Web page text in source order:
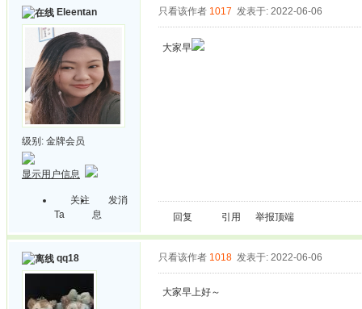
Eleentan
级别: 金牌会员
显示用户信息
关注
Ta
发消
息
只看该作者 1017 发表于: 2022-06-06
大家早
回复 引用 举报顶端
qq18 只看该作者 1018 发表于: 2022-06-06
大家早上好～